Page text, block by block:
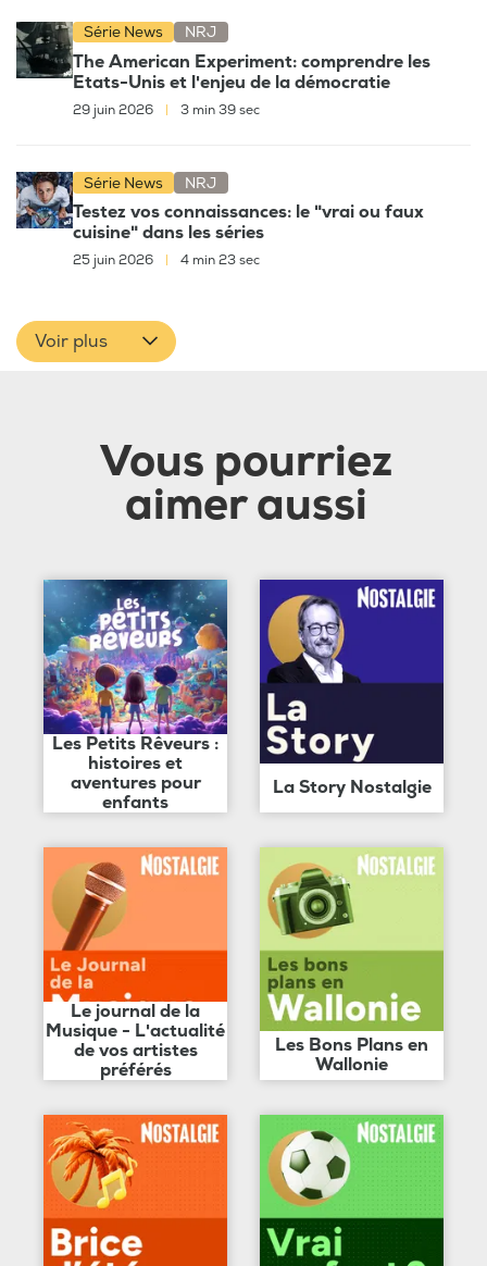
Série News NRJ
The American Experiment: comprendre les
Etats-Unis et l'enjeu de la démocratie
29 juin 2026 3 min 39 sec
Série News NRJ
Testez vos connaissances: le "vrai ou faux
cuisine" dans les séries
25 juin 2026 | 4 min 23 sec
Voir plus
Vous pourriez
aimer aussi
Les Petits Rêveurs :
histoires et
aventures pour
enfants
La Story Nostalgie
Le journal de la
Musique - L'actualité
de vos artistes
préférés
Les Bons Plans en
Wallonie